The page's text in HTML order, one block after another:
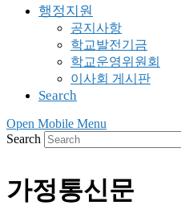
행정지원
공지사항
학교발전기금
학교운영위원회
이사회 게시판
Search
Open Mobile Menu
Search
가정통신문